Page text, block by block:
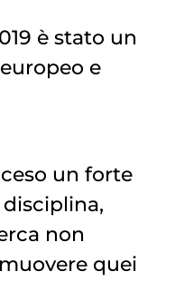
è stato un
e
un forte
non
quei